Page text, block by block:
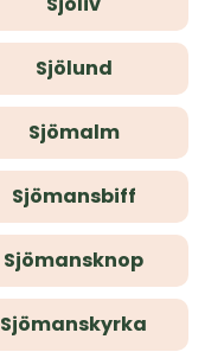
Sjölund
Sjömalm
Sjömansbiff
Sjömansknop
Sjömanskyrka